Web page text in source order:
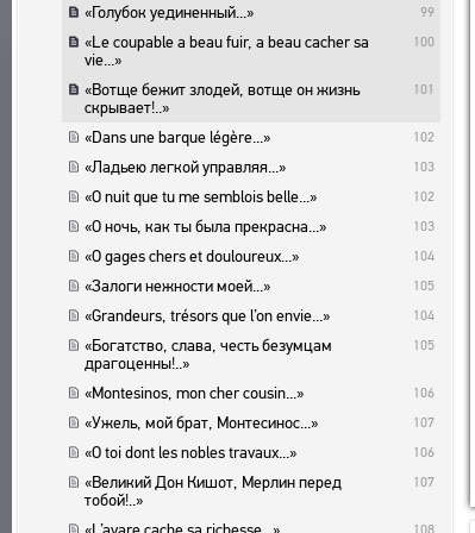
99
«Голубок уединенный...»
100
«Le coupable a beau fuir, a beau cacher sa
vie...»
101
«Вотще бежит злодей, вотще он жизнь
скрывает!..»
102
«Dans une barque légère...»
103
«Ладьею легкой управляя...»
102
«O nuit que tu me semblois belle...»
103
«О ночь, как ты была прекрасна...»
104
«O gages chers et douloureux...»
105
«Залоги нежности моей...»
104
«Grandeurs, trésors que l’on envie...»
105
«Богатство, слава, честь безумцам
драгоценны!..»
106
«Montesinos, mon cher cousin...»
107
«Ужель, мой брат, Монтесинос...»
106
«O toi dont les nobles travaux...»
107
«Великий Дон Кишот, Мерлин перед
тобой!..»
108
PUBLICACIONES BIBLIOGRÁFICAS
EDITORES
EDICIONES
SUBSISTEMAS
CORPUS
ENCICLOPEDIA
TESAURO
FUNCIONALIDAD
INDICES
ENLACES
CREADORES
ACUERDO DEL USUARIO
MARCADORES